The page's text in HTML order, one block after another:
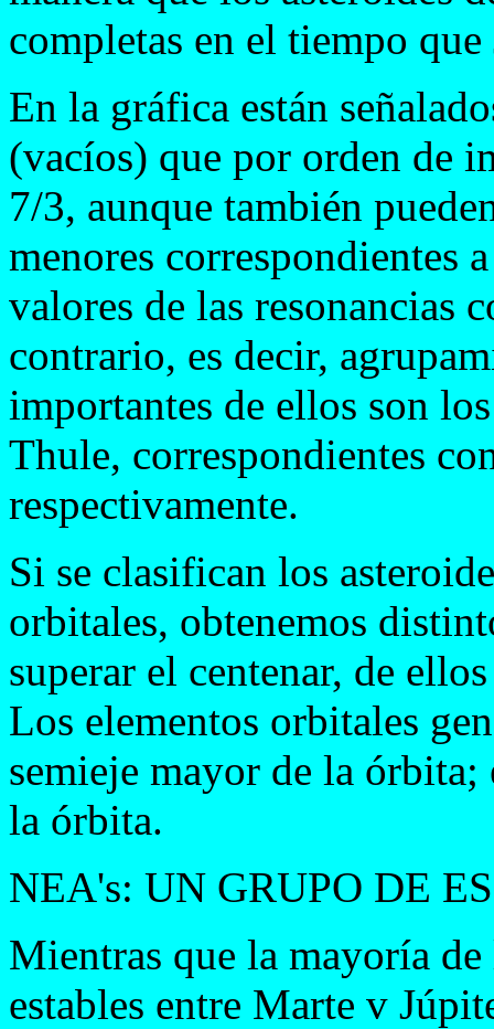
completas en el tiempo
En la gráfica están
(vacíos) que por orden de
7/3, aunque también
menores correspondientes
valores de las resonancias
contrario, es decir,
importantes de ellos son
Thule, correspondientes
respectivamente.
Si se clasifican los
orbitales, obtenemos
superar el centenar, de
Los elementos orbitales
semieje mayor de la
la órbita.
NEA's: UN GRUPO DE
Mientras que la mayoría
estables entre Marte v